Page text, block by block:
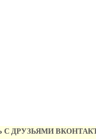
С ДРУЗЬЯМИ